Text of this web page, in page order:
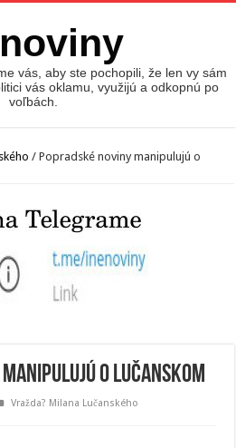
vás, aby ste pochopili, že len vy sám
vás oklamu, využijú a odkopnú po
voľbách.
/ Popradské noviny manipulujú o
o Lučanskom
Vražda? Milana Lučanského